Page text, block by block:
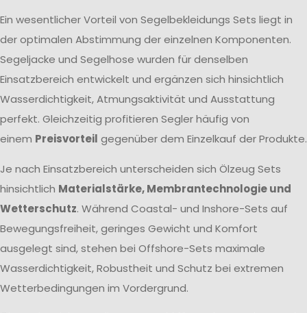
Ein wesentlicher Vorteil von Segelbekleidungs Sets liegt in
der optimalen Abstimmung der einzelnen Komponenten.
Segeljacke und Segelhose wurden für denselben
Einsatzbereich entwickelt und ergänzen sich hinsichtlich
Wasserdichtigkeit, Atmungsaktivität und Ausstattung
perfekt. Gleichzeitig profitieren Segler häufig von
einem Preisvorteil gegenüber dem Einzelkauf der Produkte.
Je nach Einsatzbereich unterscheiden sich Ölzeug Sets
hinsichtlich Materialstärke, Membrantechnologie und
Wetterschutz. Während Coastal- und Inshore-Sets auf
Bewegungsfreiheit, geringes Gewicht und Komfort
ausgelegt sind, stehen bei Offshore-Sets maximale
Wasserdichtigkeit, Robustheit und Schutz bei extremen
Wetterbedingungen im Vordergrund.